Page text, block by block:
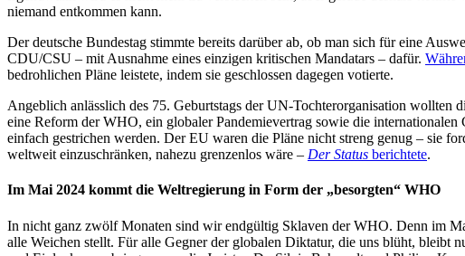
niemand entkommen kann.
Der deutsche Bundestag stimmte bereits darüber ab, ob man sich für eine
CDU/CSU – mit Ausnahme eines einzigen kritischen Mandatars – dafür.
bedrohlichen Pläne leistete, indem sie geschlossen dagegen votierte.
Angeblich anlässlich des 75. Geburtstags der UN-Tochterorganisation wollten
eine Reform der WHO, ein globaler Pandemievertrag sowie die
einfach gestrichen werden. Der EU waren die Pläne nicht streng genug – sie
weltweit einzuschränken, nahezu grenzenlos wäre – Der Status berichtete.
Im Mai 2024 kommt die Weltregierung in Form der „besorgten“ WHO
In nicht ganz zwölf Monaten sind wir endgültig Sklaven der WHO. Denn im
alle Weichen stellt. Für alle Gegner der globalen Diktatur, die uns blüht, bleibt